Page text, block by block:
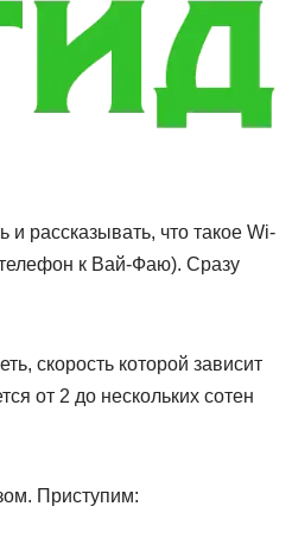
и рассказывать, что такое Wi-
к Вай-Фаю). Сразу
скорость которой зависит
от 2 до нескольких сотен
Приступим: